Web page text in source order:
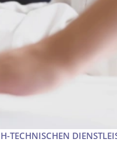
TECHNISCHEN